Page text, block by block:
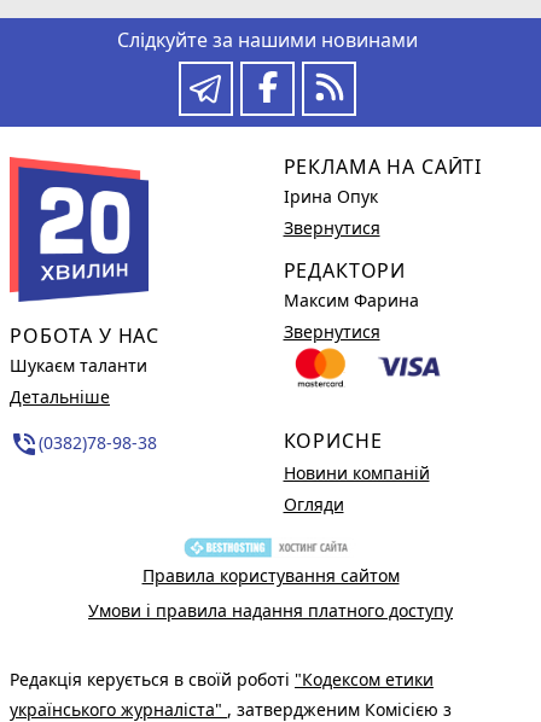
Слідкуйте за нашими новинами
РОБОТА У НАС
Шукаєм таланти
Детальніше
phone_in_talk(0382)78-98-38
РЕКЛАМА НА САЙТІ
Ірина Опук
Звернутися
РЕДАКТОРИ
Максим Фарина
Звернутися
КОРИСНЕ
Новини компаній
Огляди
Правила користування сайтом
Умови і правила надання платного доступу
Редакція керується в своїй роботі "Кодексом етики
українського журналіста" , затвердженим Комісією з